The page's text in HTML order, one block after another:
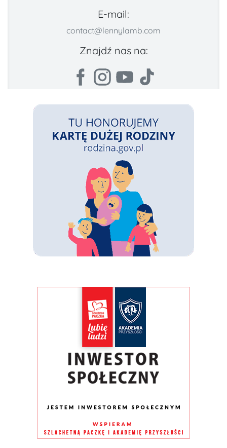
E-mail:
contact@lennylamb.com
Znajdź nas na: